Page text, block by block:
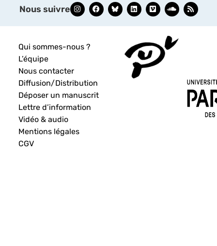
Nous suivre
Qui sommes-nous ?
L’équipe
Nous contacter
Diffusion/Distribution
Déposer un manuscrit
Lettre d’information
Vidéo & audio
Mentions légales
CGV